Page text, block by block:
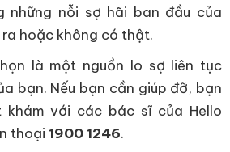
những nỗi sợ hãi ban đầu của
hoặc không có thật.
là một nguồn lo sợ liên tục
bạn. Nếu bạn cần giúp đỡ, bạn
với các bác sĩ của Hello
thoại 1900 1246.